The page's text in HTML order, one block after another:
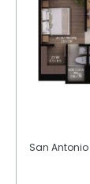
San Antonio